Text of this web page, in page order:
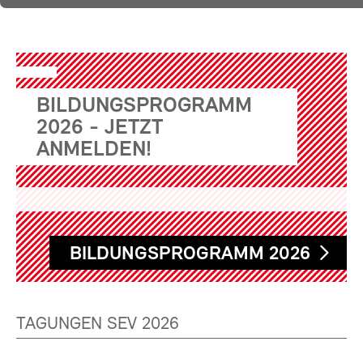
BILDUNGSPROGRAMM
2026 - JETZT
ANMELDEN!
BILDUNGSPROGRAMM 2026
TAGUNGEN SEV 2026